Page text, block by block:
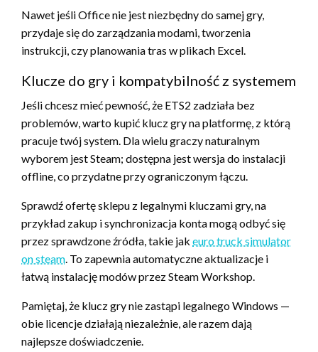
Nawet jeśli Office nie jest niezbędny do samej gry,
przydaje się do zarządzania modami, tworzenia
instrukcji, czy planowania tras w plikach Excel.
Klucze do gry i kompatybilność z systemem
Jeśli chcesz mieć pewność, że ETS2 zadziała bez
problemów, warto kupić klucz gry na platformę, z którą
pracuje twój system. Dla wielu graczy naturalnym
wyborem jest Steam; dostępna jest wersja do instalacji
offline, co przydatne przy ograniczonym łączu.
Sprawdź ofertę sklepu z legalnymi kluczami gry, na
przykład zakup i synchronizacja konta mogą odbyć się
przez sprawdzone źródła, takie jak euro truck simulator
on steam. To zapewnia automatyczne aktualizacje i
łatwą instalację modów przez Steam Workshop.
Pamiętaj, że klucz gry nie zastąpi legalnego Windows —
obie licencje działają niezależnie, ale razem dają
najlepsze doświadczenie.